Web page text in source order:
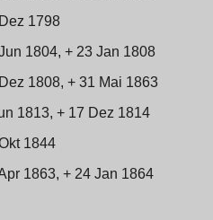
1798
1804, + 23 Jan 1808
1808, + 31 Mai 1863
1813, + 17 Dez 1814
1844
1863, + 24 Jan 1864